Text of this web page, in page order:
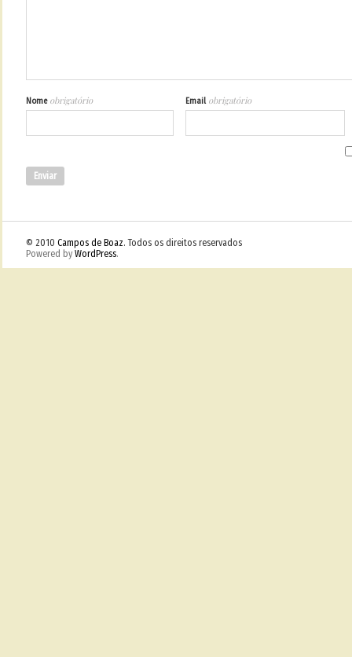
Nome obrigatório Email obrigatório
© 2010 Campos de Boaz. Todos os direitos reservados
Powered by WordPress.